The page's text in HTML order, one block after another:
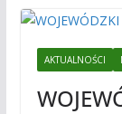
AKTUALNOŚCI